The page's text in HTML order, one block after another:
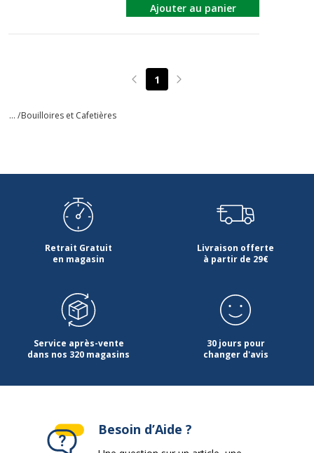
Ajouter au panier
Page précédente
1 Page suivante
... /Bouilloires et Cafetières
Retrait Gratuit
en magasin
Livraison offerte
à partir de 29€
Service après-vente
dans nos 320 magasins
30 jours pour
changer d'avis
Besoin d’Aide ?